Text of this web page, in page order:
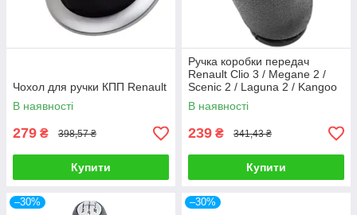
Чохол для ручки КПП Renault
В наявності
279 ₴ 398,57 ₴
Купити
Ручка коробки передач
Renault Clio 3 / Megane 2 /
Scenic 2 / Laguna 2 / Kangoo
Espace 4, штатна ручка КПП
В наявності
239 ₴ 341,43 ₴
Купити
–30% –30%